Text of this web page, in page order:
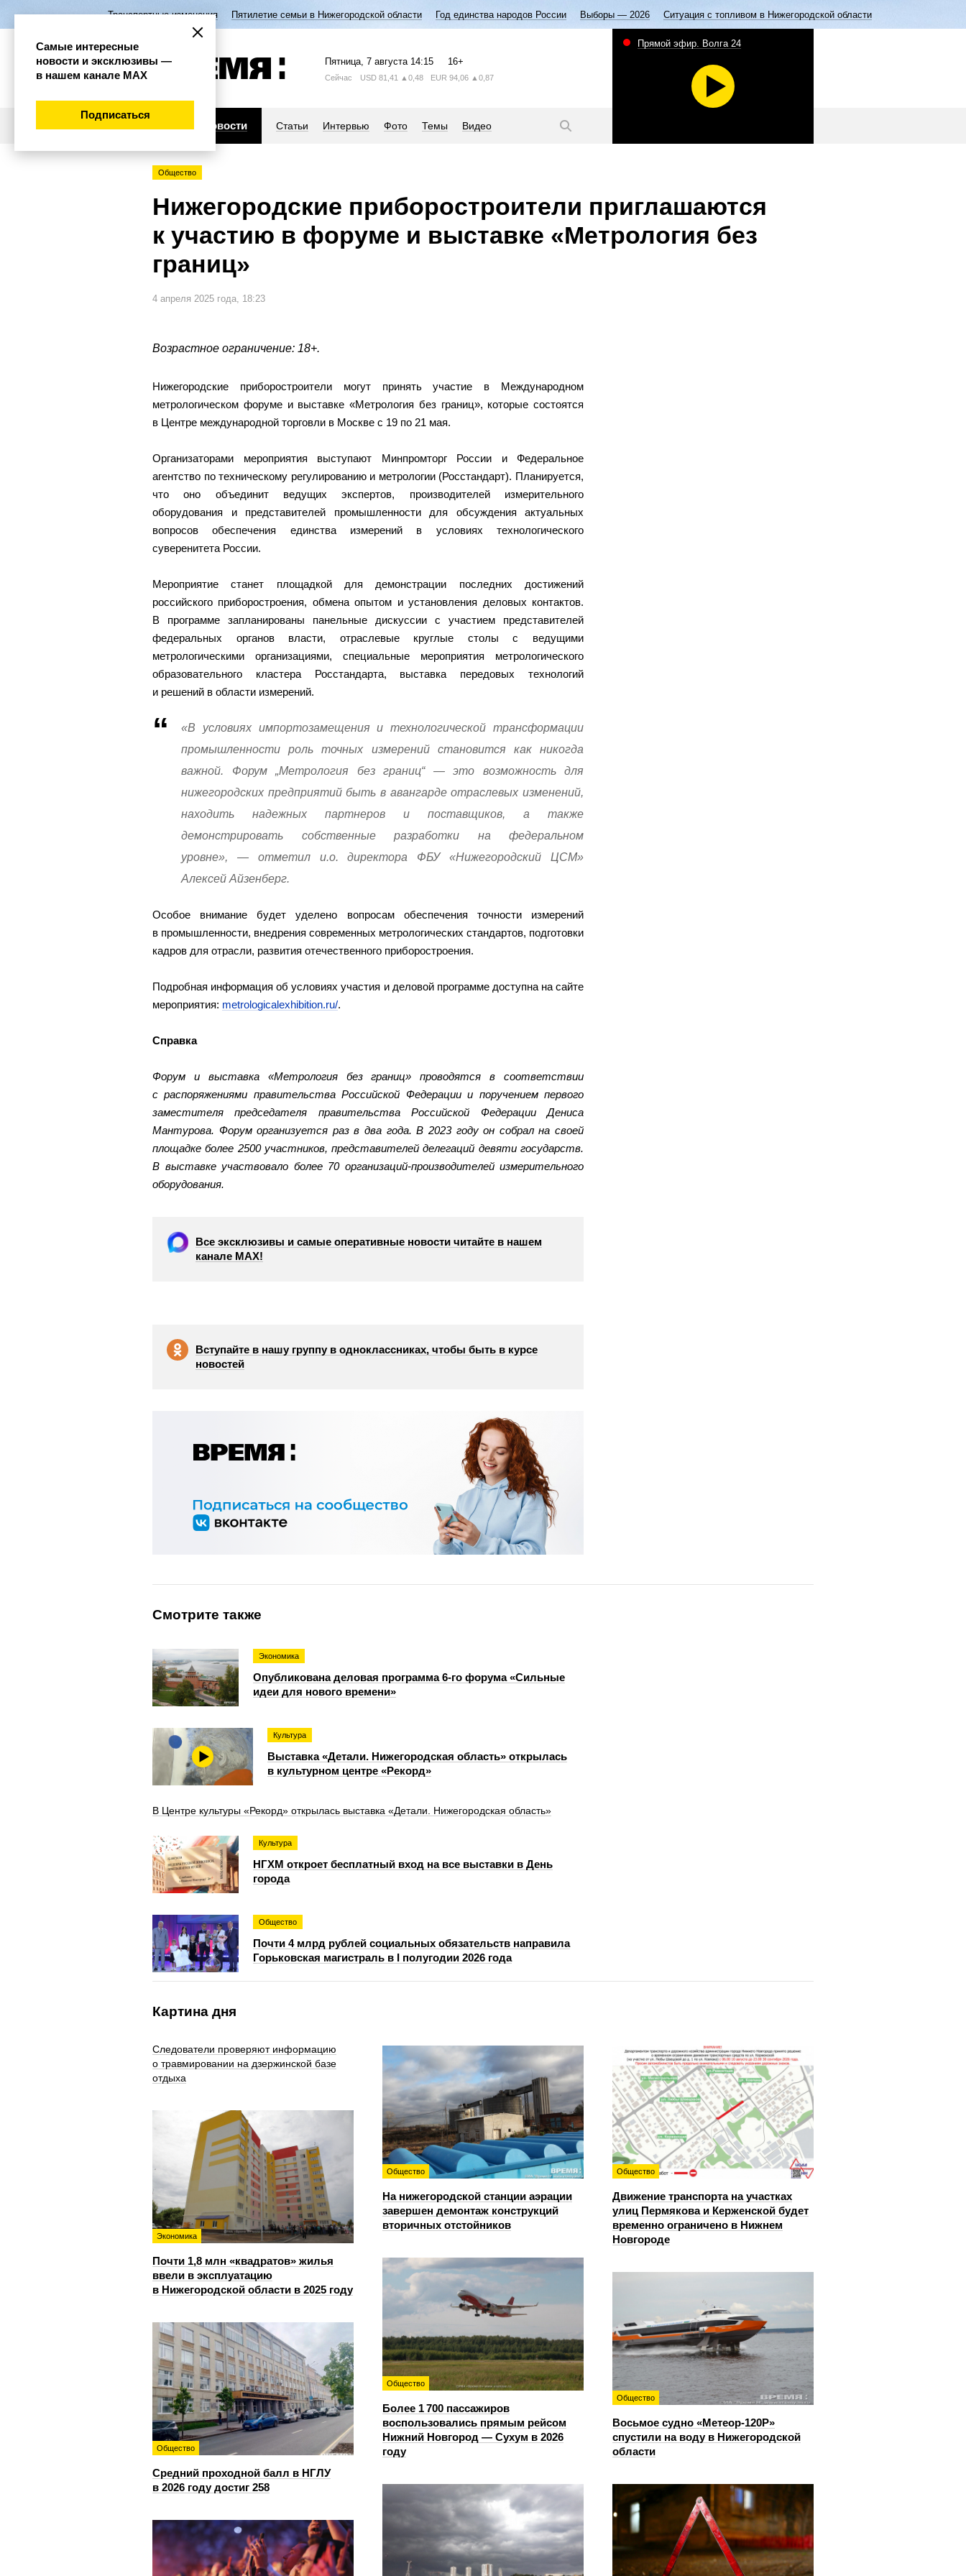
Транспортные изменения Пятилетие семьи в Нижегородской области Год единства народов России Выборы — 2026 Ситуация с топливом в Нижегородской области
Пятница, 7 августа 14:15 16+
Сейчас USD 81,41 ▲0,48 EUR 94,06 ▲0,87
Новости Статьи Интервью Фото Темы Видео
Прямой эфир. Волга 24
Общество
Нижегородские приборостроители приглашаются
к участию в форуме и выставке «Метрология без
границ»
4 апреля 2025 года, 18:23
Возрастное ограничение: 18+.
Нижегородские приборостроители могут принять участие в Международном
метрологическом форуме и выставке «Метрология без границ», которые состоятся
в Центре международной торговли в Москве с 19 по 21 мая.
Организаторами мероприятия выступают Минпромторг России и Федеральное
агентство по техническому регулированию и метрологии (Росстандарт). Планируется,
что оно объединит ведущих экспертов, производителей измерительного
оборудования и представителей промышленности для обсуждения актуальных
вопросов обеспечения единства измерений в условиях технологического
суверенитета России.
Мероприятие станет площадкой для демонстрации последних достижений
российского приборостроения, обмена опытом и установления деловых контактов.
В программе запланированы панельные дискуссии с участием представителей
федеральных органов власти, отраслевые круглые столы с ведущими
метрологическими организациями, специальные мероприятия метрологического
образовательного кластера Росстандарта, выставка передовых технологий
и решений в области измерений.
«В условиях импортозамещения и технологической трансформации
промышленности роль точных измерений становится как никогда
важной. Форум „Метрология без границ“ — это возможность для
нижегородских предприятий быть в авангарде отраслевых изменений,
находить надежных партнеров и поставщиков, а также
демонстрировать собственные разработки на федеральном
уровне», — отметил и.о. директора ФБУ «Нижегородский ЦСМ»
Алексей Айзенберг.
Особое внимание будет уделено вопросам обеспечения точности измерений
в промышленности, внедрения современных метрологических стандартов, подготовки
кадров для отрасли, развития отечественного приборостроения.
Подробная информация об условиях участия и деловой программе доступна на сайте
мероприятия: metrologicalexhibition.ru/.
Справка
Форум и выставка «Метрология без границ» проводятся в соответствии
с распоряжениями правительства Российской Федерации и поручением первого
заместителя председателя правительства Российской Федерации Дениса
Мантурова. Форум организуется раз в два года. В 2023 году он собрал на своей
площадке более 2500 участников, представителей делегаций девяти государств.
В выставке участвовало более 70 организаций-производителей измерительного
оборудования.
Все эксклюзивы и самые оперативные новости читайте в нашем
канале МАХ!
Вступайте в нашу группу в одноклассниках, чтобы быть в курсе
новостей
Смотрите также
Экономика
Опубликована деловая программа 6-го форума «Сильные
идеи для нового времени»
Культура
Выставка «Детали. Нижегородская область» открылась
в культурном центре «Рекорд»
В Центре культуры «Рекорд» открылась выставка «Детали. Нижегородская область»
Культура
НГХМ откроет бесплатный вход на все выставки в День
города
Общество
Почти 4 млрд рублей социальных обязательств направила
Горьковская магистраль в I полугодии 2026 года
Картина дня
Следователи проверяют информацию
о травмировании на дзержинской базе
отдыха
Общество
На нижегородской станции аэрации
завершен демонтаж конструкций
вторичных отстойников
Общество
Движение транспорта на участках
улиц Пермякова и Керженской будет
временно ограничено в Нижнем
Новгороде
Экономика
Почти 1,8 млн «квадратов» жилья
ввели в эксплуатацию
в Нижегородской области в 2025 году
Общество
Более 1 700 пассажиров
воспользовались прямым рейсом
Нижний Новгород — Сухум в 2026
году
Общество
Восьмое судно «Метеор-120Р»
спустили на воду в Нижегородской
области
Общество
Средний проходной балл в НГЛУ
в 2026 году достиг 258
Самые интересные
новости и эксклюзивы —
в нашем канале МАХ
Подписаться